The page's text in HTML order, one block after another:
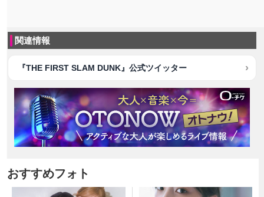
関連情報
『THE FIRST SLAM DUNK』公式ツイッター
おすすめフォト